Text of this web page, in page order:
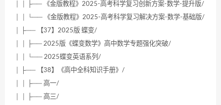
│ │ ├── 《金版教程》2025-高考科学复习创新方案-数学-提升版/
│ │ └── 《金版教程》2025-高考科学复习解决方案-数学-基础版/
│ ├── 【37】2025版 蝶变/
│ │ ├── 2025版《蝶变数学》高中数学专题强化突破/
│ │ └── 2025蝶变英语系列/
│ ├── 【38】《高中全科知识手册》/
│ │ ├── 高一/
│ │ ├── 高三/